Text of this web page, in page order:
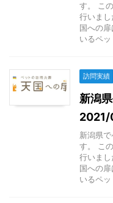
す。 こ
行いま
国への
いるペ
訪問実績
新潟
2021/
新潟県
す。 こ
行いま
国への
いるペ